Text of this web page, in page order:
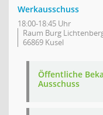
Werkausschuss
18:00-18:45 Uhr
Raum Burg
66869 Kusel
Öffentliche
Ausschuss